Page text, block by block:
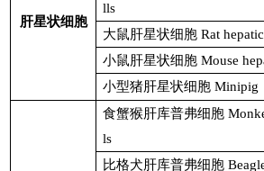
肝星状细胞
lls
大鼠肝星状细胞 Rat
小鼠肝星状细胞 Mouse
小型猪肝星状细胞 Minipig
食蟹猴肝库普弗细胞
ls
比格犬肝库普弗细胞